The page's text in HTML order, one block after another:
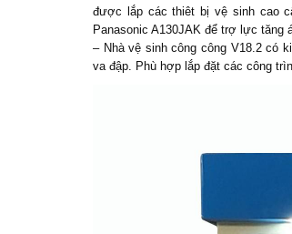
được lắp các thiêt bị vệ sinh cao
Panasonic A130JAK để trợ lực tăng
– Nhà vệ sinh công công V18.2 có
va đập. Phù hợp lắp đặt các công